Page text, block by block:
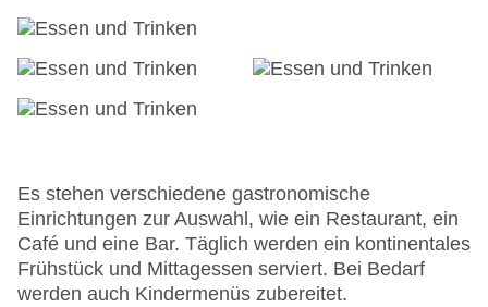
Landeskategorie: 3 Sterne
Es stehen verschiedene gastronomische
Einrichtungen zur Auswahl, wie ein Restaurant, ein
Café und eine Bar. Täglich werden ein kontinentales
Frühstück und Mittagessen serviert. Bei Bedarf
werden auch Kindermenüs zubereitet.